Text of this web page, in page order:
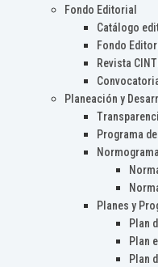
Fondo Editorial
Catálogo
Fondo
Revista
Planeación y
Programa
Normograma
Planes y
Plan
Plan
Plan